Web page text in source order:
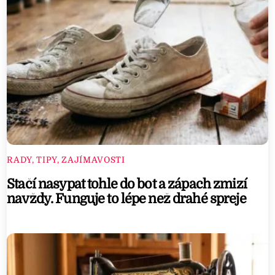
a
m
e
d
e
v
e
l
o
p
e
b
RADY, TIPY, ZAJÍMAVOSTI
Stačí nasypat tohle do bot a zápach zmizí
navždy. Funguje to lépe než drahé spreje